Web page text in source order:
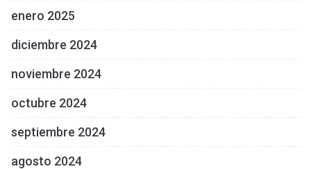
enero 2025
diciembre 2024
noviembre 2024
octubre 2024
septiembre 2024
agosto 2024